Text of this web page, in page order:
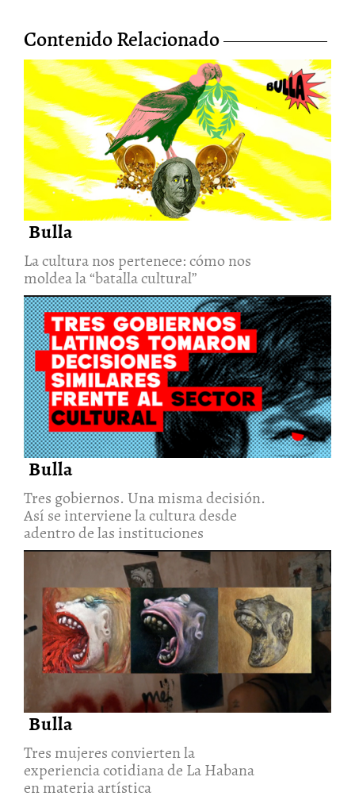
Contenido Relacionado
La cultura nos pertenece: cómo
nos moldea la “batalla cultural”
6/Ago/2026
Bulla
La cultura nos pertenece: cómo nos
moldea la “batalla cultural”
Tres gobiernos. Una misma
decisión. Así se interviene la
cultura desde adentro de las
instituciones
Bulla
Tres gobiernos. Una misma decisión.
Así se interviene la cultura desde
adentro de las instituciones
Tres mujeres convierten la
experiencia cotidiana de La
Habana en materia artística
30/Jul/2026
Bulla
Tres mujeres convierten la
experiencia cotidiana de La Habana
en materia artística